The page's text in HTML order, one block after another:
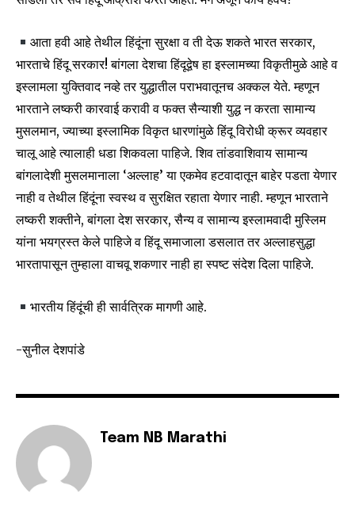
Join our community of
SUBSCRIBERS and be part of the
conversation.
To subscribe, simply enter your email address on our website
or click the subscribe button below. Don't worry, we respect
your privacy and won't spam your inbox. Your information is
safe with us.
6,300
Fans
32,111
आता हवी आहे तेथील हिंदूंना सुरक्षा व ती देऊ शकते भारत सरकार,
भारताचे हिंदू सरकार! बांगला देशचा हिंदूद्वेष हा इस्लामच्या विकृतीमुळे आहे व
इस्लामला युक्तिवाद नव्हे तर युद्धातील पराभवातूनच अक्कल येते. म्हणून
भारताने लष्करी कारवाई करावी व फक्त सैन्याशी युद्ध न करता सामान्य
मुसलमान, ज्याच्या इस्लामिक विकृत धारणांमुळे हिंदू विरोधी क्रूर व्यवहार
चालू आहे त्यालाही धडा शिकवला पाहिजे. शिव तांडवाशिवाय सामान्य
बांगलादेशी मुसलमानाला ‘अल्लाह’ या एकमेव हटवादातून बाहेर पडता येणार
नाही व तेथील हिंदूंना स्वस्थ व सुरक्षित रहाता येणार नाही. म्हणून भारताने
लष्करी शक्तीने, बांगला देश सरकार, सैन्य व सामान्य इस्लामवादी मुस्लिम
यांना भयग्रस्त केले पाहिजे व हिंदू समाजाला डसलात तर अल्लाहसुद्धा
भारतापासून तुम्हाला वाचवू शकणार नाही हा स्पष्ट संदेश दिला पाहिजे.
भारतीय हिंदूंची ही सार्वत्रिक मागणी आहे.
-सुनील देशपांडे
Team NB Marathi